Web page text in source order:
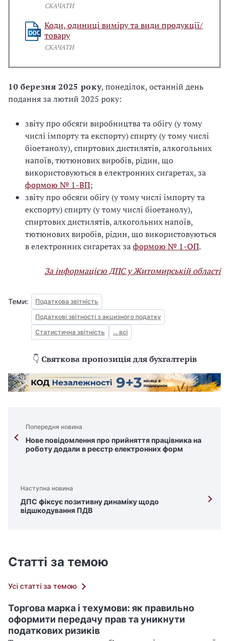
СКАЧАТИ
Коди, одиниці виміру та види продукції/
товару
СКАЧАТИ
10 березня 2025 року, понеділок, останній день
подання за лютий 2025 року:
звіту про обсяги виробництва та обігу (у тому
числі імпорту та експорту) спирту (у тому числі
біоетанолу), спиртових дистилятів, алкогольних
напоїв, тютюнових виробів, рідин, що
використовуються в електронних сигаретах, за
формою № 1-ВП;
звіту про обсяги обігу (у тому числі імпорту та
експорту) спирту (у тому числі біоетанолу),
спиртових дистилятів, алкогольних напоїв,
тютюнових виробів, рідин, що використовуються
в електронних сигаретах заформою № 1-ОП.
За інформацією ДПС у Житомирській області
Теми:
Податкова звітність
Податкові звітності з акцизного податку
Статистична звітність
... всі
👇 Святкова пропозиція для бухгалтерів
Попередня новина
Нове повідомлення про прийняття працівника на
роботу додали в реєстр електронних форм
Наступна новина
ДПС фіксує позитивну динаміку щодо
відшкодування ПДВ
Статті за темою
Усі статті за темою
Торгова марка і техумови: як правильно
оформити передачу прав та уникнути
податкових ризиків